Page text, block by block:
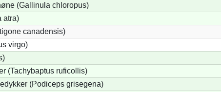
(Gallinula chloropus)
atra)
canadensis)
virgo)
(Tachybaptus ruficollis)
(Podiceps grisegena)